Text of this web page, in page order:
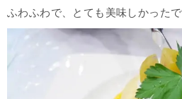
ふわふわで、とても美味しかったで